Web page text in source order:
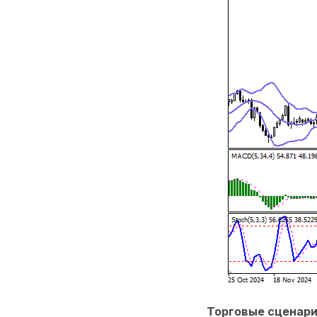
Торговые